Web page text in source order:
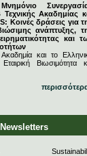
Ακαδημίας
Κοινές δράσεις για
ανάπτυξης,
και
και το
Βιωσιμότητα